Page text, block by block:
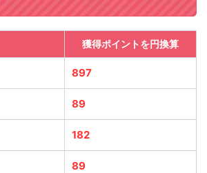
獲得ポイントを円換算
897
89
182
89